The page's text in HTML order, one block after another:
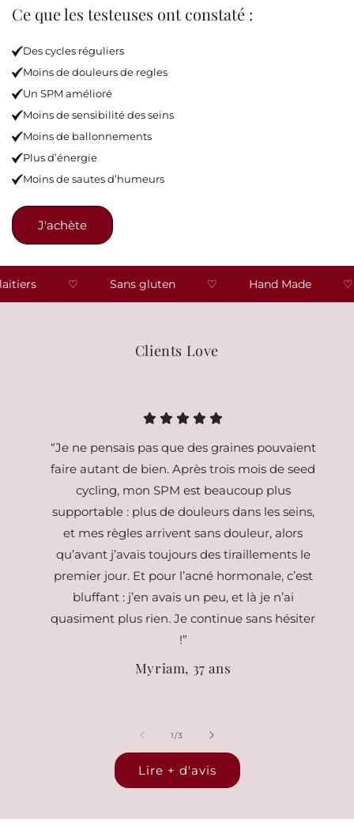
Ce que les testeuses ont constaté :
Des cycles réguliers
Moins de douleurs de regles
Un SPM amélioré
Moins de sensibilité des seins
Moins de ballonnements
Plus d’énergie
Moins de sautes d’humeurs
J'achète
Sans gluten ♡ Hand Made ♡ Made in
Clients Love
“Je ne pensais pas que des graines pouvaient
faire autant de bien. Après trois mois de seed
cycling, mon SPM est beaucoup plus
supportable : plus de douleurs dans les seins,
et mes règles arrivent sans douleur, alors
qu’avant j’avais toujours des tiraillements le
premier jour. Et pour l’acné hormonale, c’est
bluffant : j’en avais un peu, et là je n’ai
quasiment plus rien. Je continue sans hésiter
!”
Myriam, 37 ans
1/de
3
Lire + d'avis